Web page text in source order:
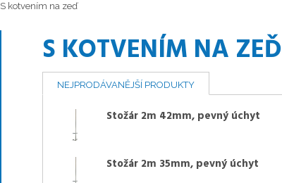
S kotvením na zeď
S KOTVENÍM NA ZEĎ
NEJPRODÁVANĚJŠÍ PRODUKTY
Stožár 2m 42mm, pevný úchyt
Stožár 2m 35mm, pevný úchyt